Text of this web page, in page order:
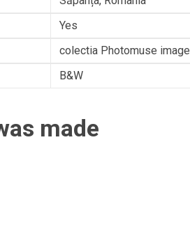
Yes
colectia Photomuse image
B&W
made